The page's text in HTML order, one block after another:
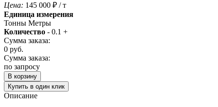
Цена: 145 000 ₽ / т
Единица измерения
Тонны Метры
Количество - 0.1 +
Сумма заказа:
0 руб.
Сумма заказа:
по запросу
В корзину
Купить в один клик
Описание